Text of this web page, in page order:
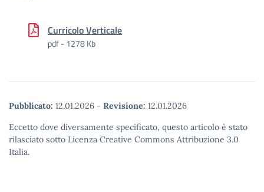
Curricolo Verticale
pdf - 1278 Kb
Pubblicato: 12.01.2026 - Revisione: 12.01.2026
Eccetto dove diversamente specificato, questo articolo è stato
rilasciato sotto Licenza Creative Commons Attribuzione 3.0
Italia.